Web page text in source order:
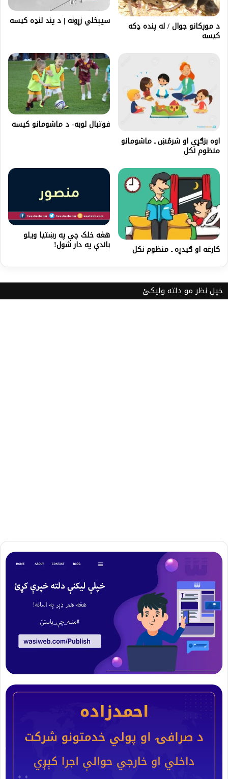
د موږکانو جوال / له پنده ډکه
کیسه
سپېڅلي زړونه | د پند لنډه کیسه
اوه بزګړي او شرمُښ ـ ماشومانو
منظوم نکل
فوتبال لوبه- د ماشومانو کيسه
کارغه او ګيدړه ـ منظوم نکل
هغه خلک چې په رښتیا ویلو
باندې په دار شول!
خپل نظر مو دلته ولیکئ